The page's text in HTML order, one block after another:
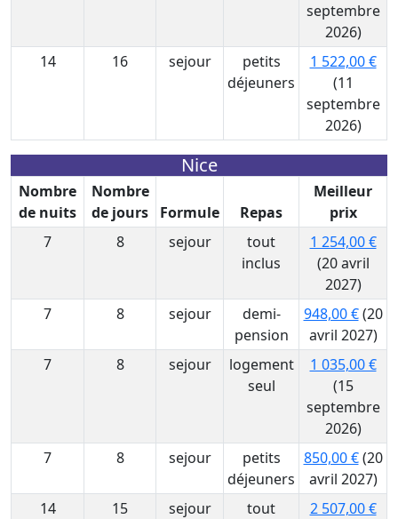
septembre
2026)
14
16 sejour
petits
déjeuners
1 522,00 €
(11
septembre
2026)
Nice
Nombre
de nuits
Nombre
de jours
Formule Repas
Meilleur
prix
7
8 sejour
tout
inclus
1 254,00 €
(20 avril
2027)
7
8 sejour
demi-
pension
948,00 €(20
avril 2027)
7
8 sejour
logement
seul
1 035,00 €
(15
septembre
2026)
7
8 sejour
petits
déjeuners
850,00 €(20
avril 2027)
14
15 sejour
tout
2 507,00 €